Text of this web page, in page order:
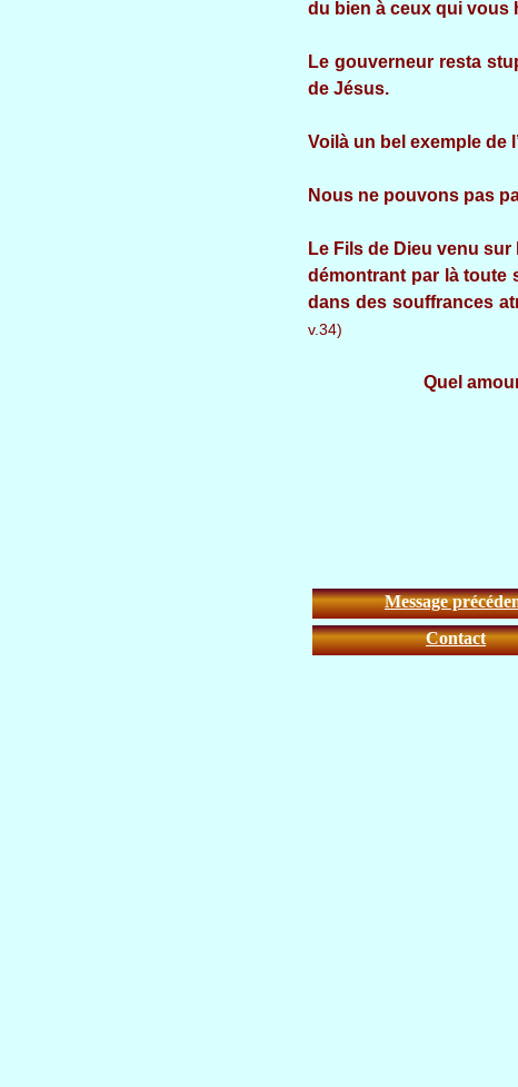
du bien à ceux qui vous
Le gouverneur resta
de Jésus.
Voilà un bel exemple de
Nous ne pouvons pas
Le Fils de Dieu venu
démontrant par là toute
dans des souffrances
v.34)
Quel amour que
Message
Contact